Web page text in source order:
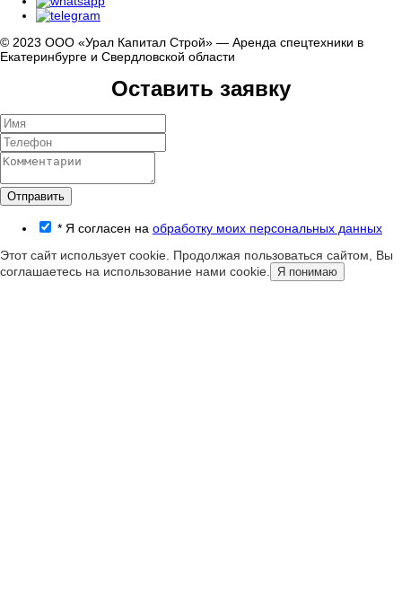
© 2023 ООО «Урал Капитал Строй» — Аренда спецтехники в
Екатеринбурге и Свердловской области
Оставить заявку
Отправить
* Я согласен на обработку моих персональных данных
Этот сайт использует cookie. Продолжая пользоваться сайтом, Вы
соглашаетесь на использование нами cookie. Я понимаю